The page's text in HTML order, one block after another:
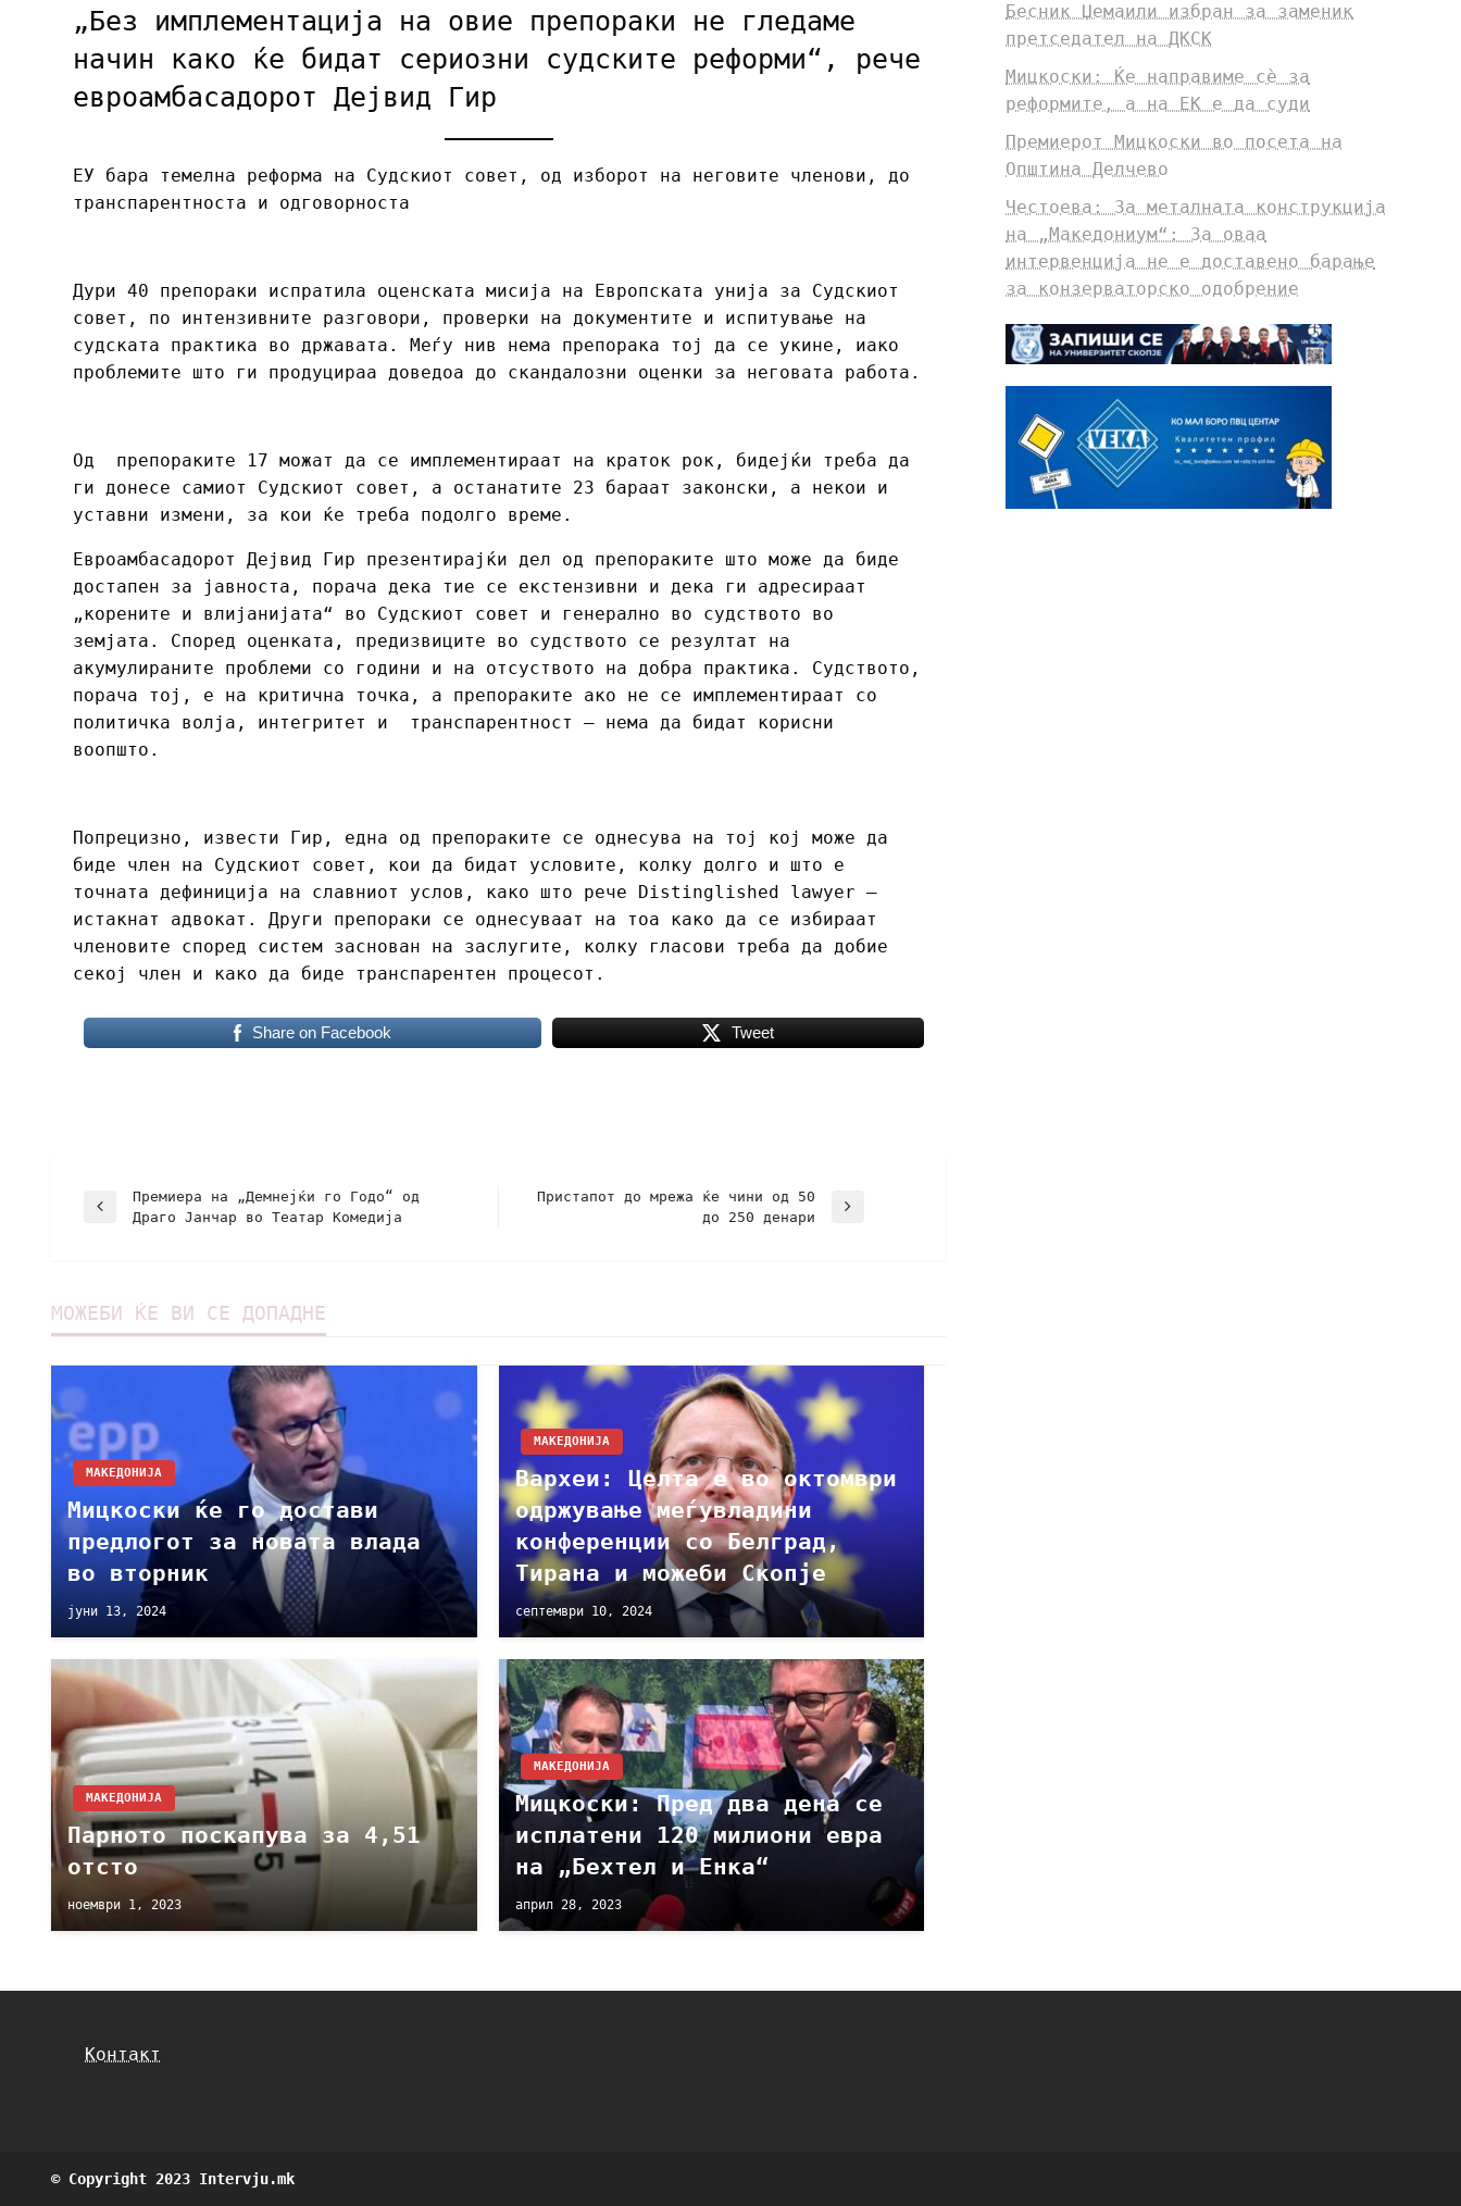
„Без имплементација на овие препораки не гледаме
начин како ќе бидат сериозни судските реформи“, рече
евроамбасадорот Дејвид Гир
ЕУ бара темелна реформа на Судскиот совет, од изборот на неговите членови, до
транспарентноста и одговорноста
Дури 40 препораки испратила оценската мисија на Европската унија за Судскиот
совет, по интензивните разговори, проверки на документите и испитување на
судската практика во државата. Меѓу нив нема препорака тој да се укине, иако
проблемите што ги продуцираа доведоа до скандалозни оценки за неговата работа.
Од препораките 17 можат да се имплементираат на краток рок, бидејќи треба да
ги донесе самиот Судскиот совет, а останатите 23 бараат законски, а некои и
уставни измени, за кои ќе треба подолго време.
Евроамбасадорот Дејвид Гир презентирајќи дел од препораките што може да биде
достапен за јавноста, порача дека тие се екстензивни и дека ги адресираат
„корените и влијанијата“ во Судскиот совет и генерално во судството во
земјата. Според оценката, предизвиците во судството се резултат на
акумулираните проблеми со години и на отсуството на добра практика. Судството,
порача тој, е на критична точка, а препораките ако не се имплементираат со
политичка волја, интегритет и транспарентност – нема да бидат корисни
воопшто.
Попрецизно, извести Гир, една од препораките се однесува на тој кој може да
биде член на Судскиот совет, кои да бидат условите, колку долго и што е
точната дефиниција на славниот услов, како што рече Distinglished lawyer –
истакнат адвокат. Други препораки се однесуваат на тоа како да се избираат
членовите според систем заснован на заслугите, колку гласови треба да добие
секој член и како да биде транспарентен процесот.
Share on Facebook Tweet
Премиера на „Демнејќи го Годо“ од
Драго Јанчар во Театар Комедија
Пристапот до мрежа ќе чини од 50
до 250 денари
МОЖЕБИ ЌЕ ВИ СЕ ДОПАДНЕ
МАКЕДОНИЈА
Мицкоски ќе го достави
предлoгот за новата влада
во вторник
јуни 13, 2024
МАКЕДОНИЈА
Вархеи: Целта е во октомври
одржување меѓувладини
конференции со Белград,
Тирана и можеби Скопје
септември 10, 2024
МАКЕДОНИЈА
Парното поскапува за 4,51
отсто
ноември 1, 2023
МАКЕДОНИЈА
Мицкоски: Пред два дена се
исплатени 120 милиони евра
на „Бехтел и Енка“
април 28, 2023
Бесник Џемаили избран за заменик
претседател на ДКСК
Мицкоски: Ќе направиме сè за
реформите, а на ЕК е да суди
Премиерот Мицкоски во посета на
Општина Делчево
Честоева: За металната конструкција
на „Македониум“: За оваа
интервенција не е доставено барање
за конзерваторско одобрение
Контакт
© Copyright 2023 Intervju.mk